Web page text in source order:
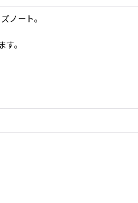
ノート。
。